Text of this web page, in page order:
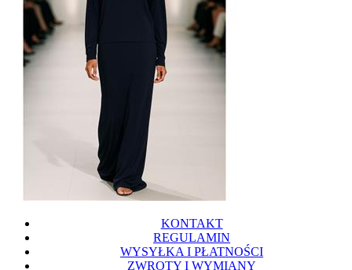
KONTAKT
REGULAMIN
WYSYŁKA I PŁATNOŚCI
ZWROTY I WYMIANY